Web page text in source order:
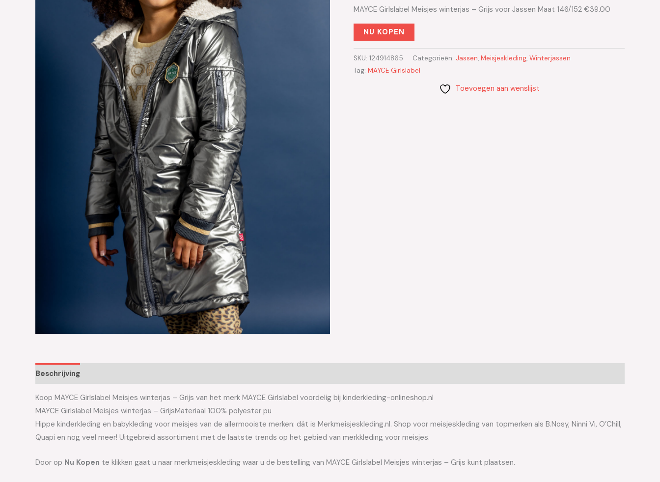
MAYCE Girlslabel Meisjes winterjas – Grijs voor Jassen Maat 146/152 €39.00
NU KOPEN
SKU: 124914865 Categorieën: Jassen, Meisjeskleding, Winterjassen
Tag: MAYCE Girlslabel
Toevoegen aan wenslijst
Beschrijving
Koop MAYCE Girlslabel Meisjes winterjas – Grijs van het merk MAYCE Girlslabel voordelig bij kinderkleding-onlineshop.nl
MAYCE Girlslabel Meisjes winterjas – GrijsMateriaal 100% polyester pu
Hippe kinderkleding en babykleding voor meisjes van de allermooiste merken: dát is Merkmeisjeskleding.nl. Shop voor meisjeskleding van topmerken als B.Nosy, Ninni Vi, O’Chill,
Quapi en nog veel meer! Uitgebreid assortiment met de laatste trends op het gebied van merkkleding voor meisjes.
Door op Nu Kopen te klikken gaat u naar merkmeisjeskleding waar u de bestelling van MAYCE Girlslabel Meisjes winterjas – Grijs kunt plaatsen.